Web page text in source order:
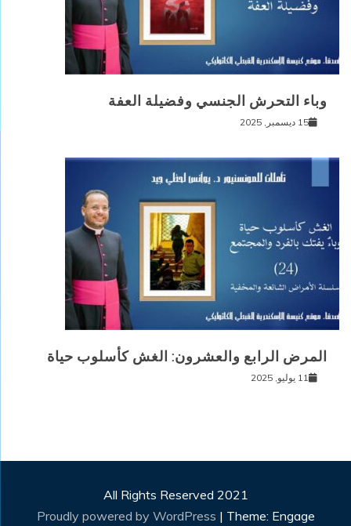
وباء التحرش الجنسي وفضيلة العفة
15 ديسمبر, 2025
المرض الرابع والعشرون: الغش كأسلوب حياة
11 يوليو, 2025
All Rights Reserved 2021
Proudly powered by WordPress | Theme: Engage